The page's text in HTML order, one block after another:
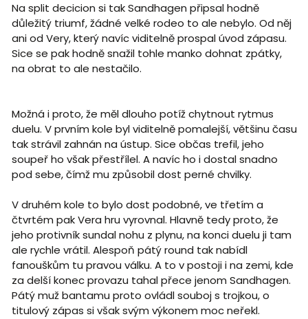
Na split decicion si tak Sandhagen připsal hodně
důležitý triumf, žádné velké rodeo to ale nebylo. Od něj
ani od Very, který navíc viditelně prospal úvod zápasu.
Sice se pak hodně snažil tohle manko dohnat zpátky,
na obrat to ale nestačilo.
Možná i proto, že měl dlouho potíž chytnout rytmus
duelu. V prvním kole byl viditelně pomalejší, většinu času
tak strávil zahnán na ústup. Sice občas trefil, jeho
soupeř ho však přestřílel. A navíc ho i dostal snadno
pod sebe, čímž mu způsobil dost perné chvilky.
V druhém kole to bylo dost podobné, ve třetím a
čtvrtém pak Vera hru vyrovnal. Hlavně tedy proto, že
jeho protivník sundal nohu z plynu, na konci duelu ji tam
ale rychle vrátil. Alespoň pátý round tak nabídl
fanouškům tu pravou válku. A to v postoji i na zemi, kde
za delší konec provazu tahal přece jenom Sandhagen.
Pátý muž bantamu proto ovládl souboj s trojkou, o
titulový zápas si však svým výkonem moc neřekl.